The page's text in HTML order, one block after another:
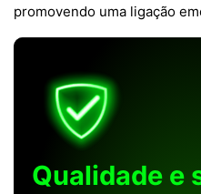
promovendo uma ligação
Qualidade e